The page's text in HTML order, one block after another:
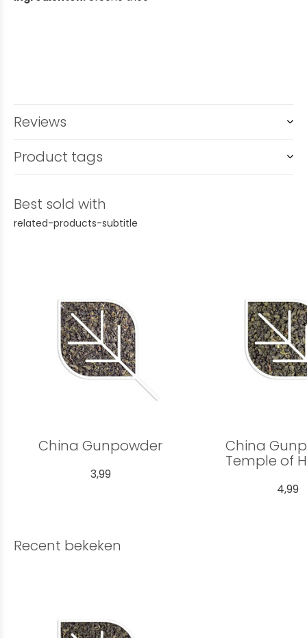
Reviews
Product tags
Best sold with
related-products-subtitle
China Gunpowder
3,99
China
Temple of
4,99
Recent bekeken